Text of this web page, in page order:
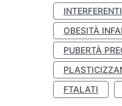
OBESITÀ
PUBERTÀ
FTALATI